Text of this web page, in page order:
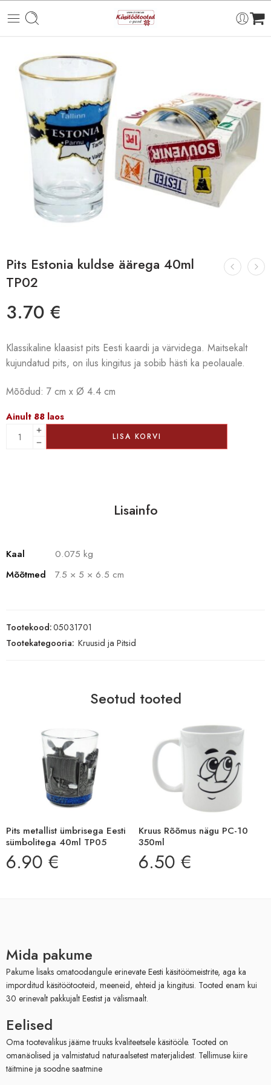
Pits Estonia kuldse äärega 40ml
TP02
3.70 €
Klassikaline klaasist pits Eesti kaardi ja värvidega. Maitsekalt
kujundatud pits, on ilus kingitus ja sobib hästi ka peolauale.
Mõõdud: 7 cm x Ø 4.4 cm
Ainult 88 laos
LISA KORVI
Lisainfo
Kaal
0.075 kg
Mõõtmed
7.5 × 5 × 6.5 cm
Tootekood:05031701
Tootekategooria: Kruusid ja Pitsid
Seotud tooted
Pits metallist ümbrisega Eesti
sümbolitega 40ml TP05
6.90 €
Kruus Rõõmus nägu PC-10
350ml
6.50 €
Mida pakume
Pakume lisaks omatoodangule erinevate Eesti käsitöömeistrite, aga ka
imporditud käsitöötooteid, meeneid, ehteid ja kingitusi. Tooted enam kui
30 erinevalt pakkujalt Eestist ja välismaalt.
Eelised
Oma tootevalikus jääme truuks kvaliteetsele käsitööle. Tooted on
omanäolised ja valmistatud naturaalsetest materjalidest. Tellimuse kiire
täitmine ja soodne saatmine